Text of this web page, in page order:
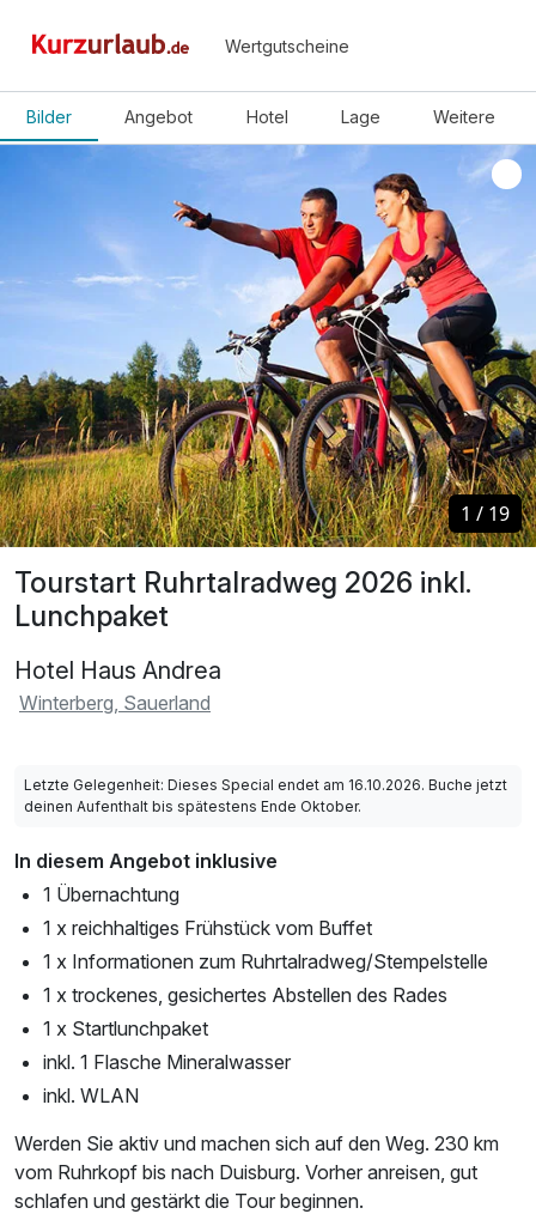
Wertgutscheine
Bilder Angebot Hotel Lage Weitere
Tourstart Ruhrtalradweg 2026 inkl.
Lunchpaket
Hotel Haus Andrea
Winterberg, Sauerland
1 / 19
1 / 19
Letzte Gelegenheit: Dieses Special endet am 16.10.2026. Buche jetzt
deinen Aufenthalt bis spätestens Ende Oktober.
In diesem Angebot inklusive
1 Übernachtung
1 x reichhaltiges Frühstück vom Buffet
1 x Informationen zum Ruhrtalradweg/Stempelstelle
1 x trockenes, gesichertes Abstellen des Rades
1 x Startlunchpaket
inkl. 1 Flasche Mineralwasser
inkl. WLAN
Werden Sie aktiv und machen sich auf den Weg. 230 km
vom Ruhrkopf bis nach Duisburg. Vorher anreisen, gut
schlafen und gestärkt die Tour beginnen.